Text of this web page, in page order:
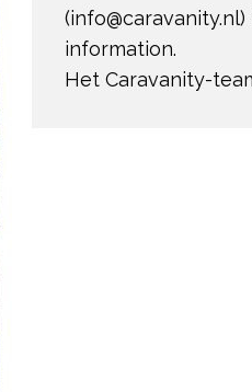
(info@caravanity.nl)
information.
Het Caravanity-